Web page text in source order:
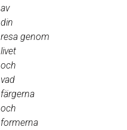
av
din
resa genom
livet
och
vad
färgerna
och
formerna